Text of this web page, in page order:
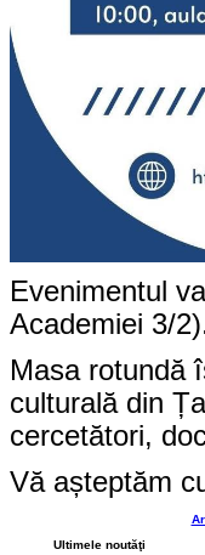
Evenimentul
Academiei 3/
Masa rotundă
culturală din
cercetători,
Vă așteptăm
Ultimele noutăţi